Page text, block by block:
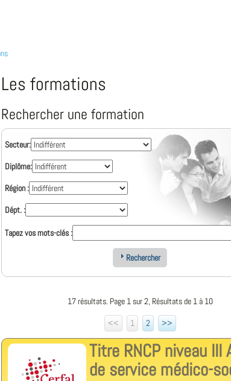
Les formations
Rechercher une formation
Secteur:
Diplôme:
Région :
Dépt. :
Tapez vos mots-clés :
Rechercher
17 résultats. Page 1 sur 2, Résultats de 1 à 10
<<
1 2 >>
Titre RNCP niveau III
de service médico-